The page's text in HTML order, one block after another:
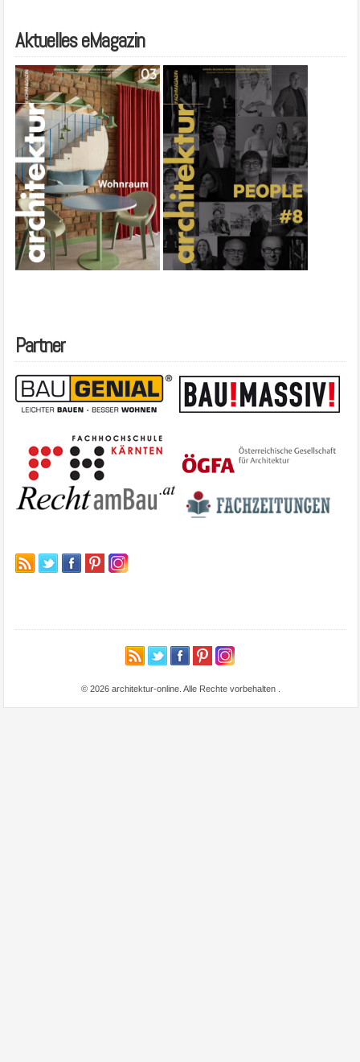
Aktuelles eMagazin
Partner
© 2026 architektur-online. Alle Rechte vorbehalten